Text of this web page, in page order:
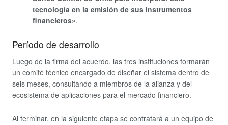
tecnología en la emisión de sus instrumentos
financieros».
Período de desarrollo
Luego de la firma del acuerdo, las tres instituciones formarán
un comité técnico encargado de diseñar el sistema dentro de
seis meses, consultando a miembros de la alianza y del
ecosistema de aplicaciones para el mercado financiero.
Al terminar, en la siguiente etapa se contratará a un equipo de